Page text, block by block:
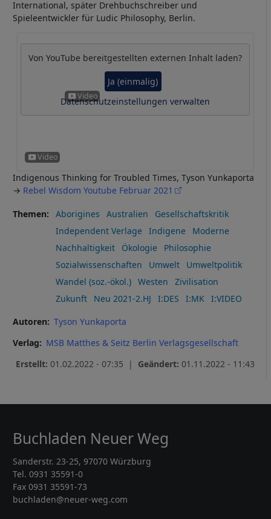
International, später Drehbuchschreiber und
Spieleentwickler für Ludic Philosophy, Berlin.
Von YouTube bereitgestellten externen Inhalt laden?
Ja (einmalig)
Datenschutzeinstellungen verwalten
Indigenous Thinking for Troubled Times, Tyson Yunkaporta
→ Rebel Wisdom Youtube Februar 2021
Themen Aborigines Australien
Gesellschaftskritik
Independent Verlage
Indigene
Moderne
Nachhaltigkeit
Ökologie
Philosophie
Sozialwissenschaften
Umwelt
Umweltpolitik
Wandel (soz.-ökol.)
Westen
Zivilisation
Zukunft
Neu 2021-2.HJ I:DES I:MK I:VIDEO
Autoren
Tyson Yunkaporta
Verlag
MSB Matthes & Seitz Berlin Verlagsgesellschaft
Erstellt: 01.02.2022 - 07:35 | Geändert: 01.11.2022 - 11:43
Buchladen Neuer Weg
Sanderstr. 23-25, 97070 Würzburg
Tel. 0931 35591-0
Fax 0931 35591-73
buchladen@neuer-weg.com